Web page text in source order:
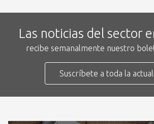
Las noticias del sector
recibe semanalmente nuestro
Suscríbete a toda la